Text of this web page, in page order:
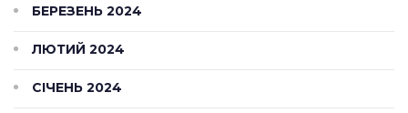
БЕРЕЗЕНЬ 2024
ЛЮТИЙ 2024
СІЧЕНЬ 2024